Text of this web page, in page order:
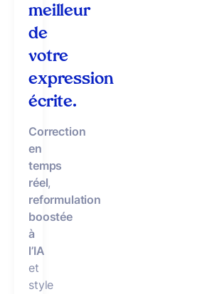
meilleur
de
votre
expression
écrite.
Correction
en
temps
réel,
reformulation
boostée
à
l’IA
et
style